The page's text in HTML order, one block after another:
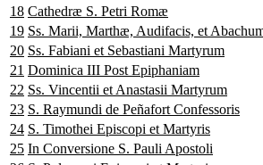
18 Cathedræ S. Petri Romæ
19 Ss. Marii, Marthæ, Audifacis, et
20 Ss. Fabiani et Sebastiani Martyrum
21 Dominica III Post Epiphaniam
22 Ss. Vincentii et Anastasii Martyrum
23 S. Raymundi de Peñafort Confessoris
24 S. Timothei Episcopi et Martyris
25 In Conversione S. Pauli Apostoli